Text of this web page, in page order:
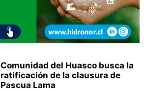
Comunidad del Huasco busca la
ratificación de la clausura de
Pascua Lama